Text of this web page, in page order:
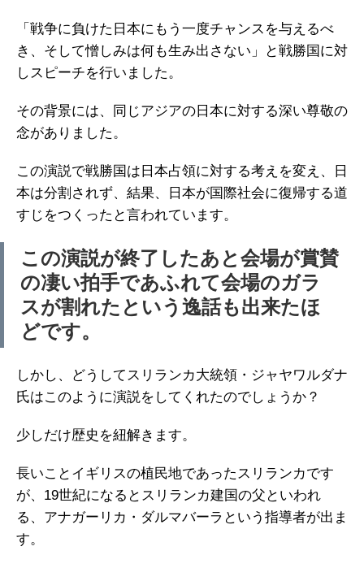
「戦争に負けた日本にもう一度チャンスを与えるべ
き、そして憎しみは何も生み出さない」と戦勝国に対
しスピーチを行いました。
その背景には、同じアジアの日本に対する深い尊敬の
念がありました。
この演説で戦勝国は日本占領に対する考えを変え、日
本は分割されず、結果、日本が国際社会に復帰する道
すじをつくったと言われています。
この演説が終了したあと会場が賞賛
の凄い拍手であふれて会場のガラ
スが割れたという逸話も出来たほ
どです。
しかし、どうしてスリランカ大統領・ジャヤワルダナ
氏はこのように演説をしてくれたのでしょうか？
少しだけ歴史を紐解きます。
長いことイギリスの植民地であったスリランカです
が、19世紀になるとスリランカ建国の父といわれ
る、アナガーリカ・ダルマバーラという指導者が出ま
す。